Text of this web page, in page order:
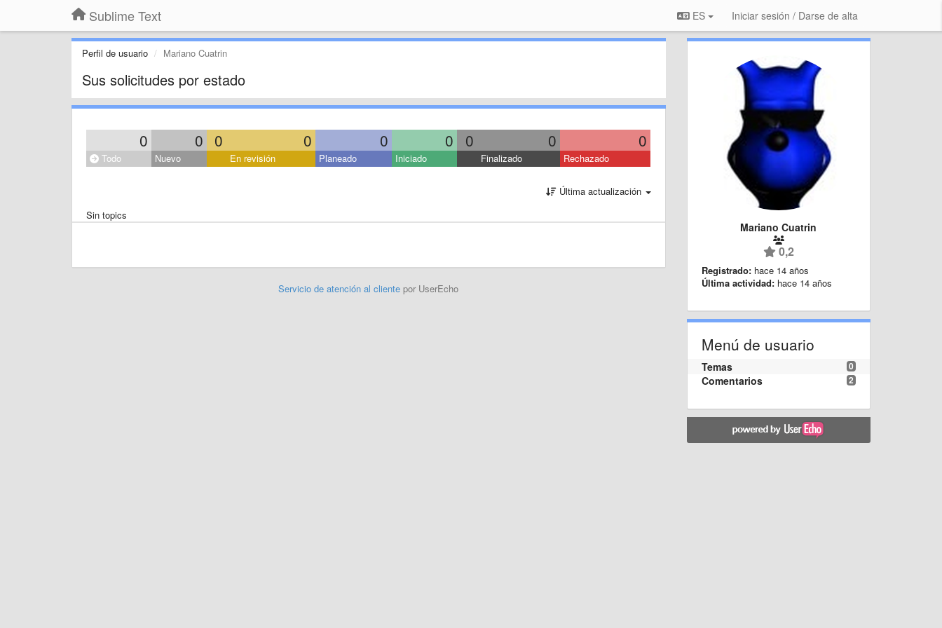
Sublime Text ES Iniciar sesión / Darse de alta
Perfil de usuario Mariano Cuatrin
Sus solicitudes por estado
0 0 0 0 0 0 0 0 0
Todo Nuevo En revisión Planeado Iniciado Finalizado Rechazado
Última actualización
Sin topics
Servicio de atención al clientepor UserEcho
Mariano Cuatrin
0,2
Registrado: hace 14 años
Última actividad: hace 14 años
Menú de usuario
0
Temas
2
Comentarios